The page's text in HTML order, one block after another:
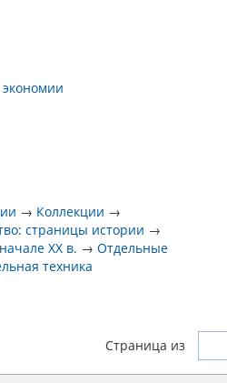
→ Коллекции →
страницы истории →
XX в. →Отдельные
техника
Страница из